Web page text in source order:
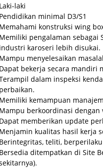
Laki-laki
Pendidikan minimal D3/S1
Memahami konstruksi wing
Memiliki pengalaman sebagai
industri karoseri lebih disukai.
Mampu menyelesaikan
Dapat bekerja secara mandiri
dalam inspeksi
perbaikan.
Memiliki kemampuan
Mampu berkoordinasi dengan
Dapat memberikan update
Menjamin kualitas hasil kerja
Berintegritas, teliti,
Bersedia ditempatkan di Site